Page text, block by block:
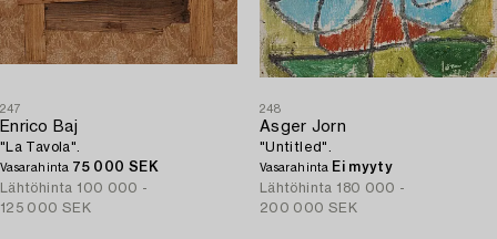
247
Enrico Baj
"La Tavola".
Vasarahinta 75 000 SEK
Lähtöhinta 100 000 -
125 000 SEK
248
Asger Jorn
"Untitled".
Vasarahinta Ei myyty
Lähtöhinta 180 000 -
200 000 SEK